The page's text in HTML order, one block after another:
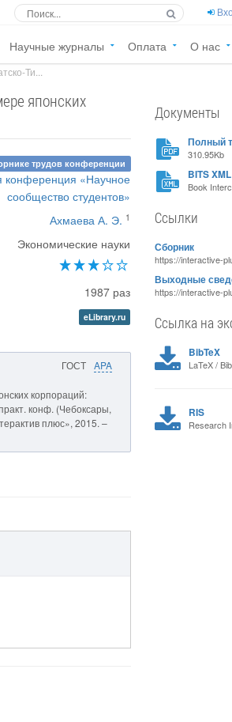
Научные журналы Оплата О нас
Ти...
японских
трудов конференции
конференция «Научное
сообщество студентов»
Ахмаева А. Э. 1
Экономические науки
1987 раз
eLibrary.ru
ГОСТ APA
корпораций:
конф. (Чебоксары,
плюс», 2015. –
Документы
Полный
310.95Kb
BITS XML
Book
Ссылки
Сборник
https://interactive-
Выходные
https://interactive-
Ссылка на
BibTeX
LaTeX /
RIS
Research